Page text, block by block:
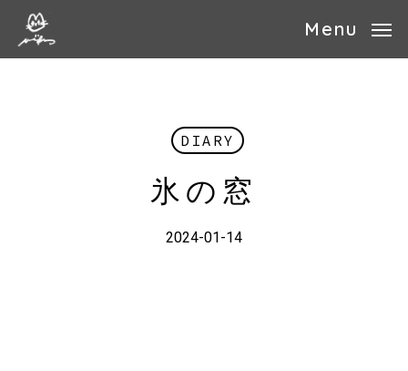
Menu
DIARY
氷の窓
2024-01-14